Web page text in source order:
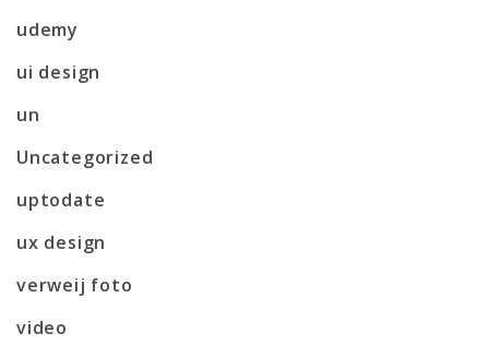
udemy
ui design
un
Uncategorized
uptodate
ux design
verweij foto
video